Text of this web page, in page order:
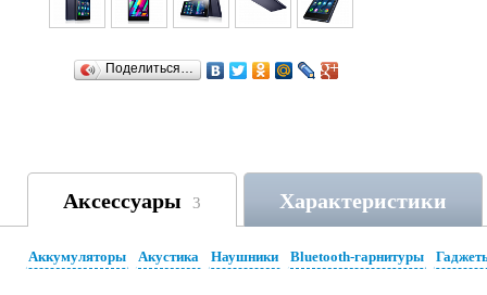
Поделиться…
Аксессуары 3 Характеристики
Аккумуляторы Акустика Наушники Bluetooth-гарнитуры